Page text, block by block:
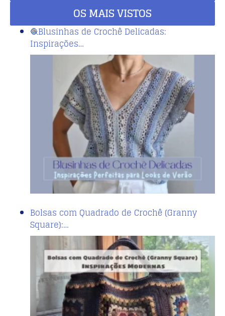
OS MAIS VISTOS
🧶Blusinhas de Crochê Delicadas:
Inspirações…
Bolsas com Quadrado de Crochê (Granny
Square):…